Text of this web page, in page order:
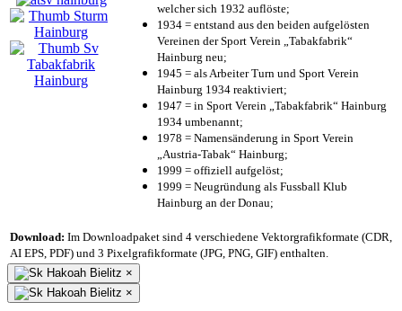
welcher sich 1932 auflöste;
1934 = entstand aus den beiden aufgelösten
Vereinen der Sport Verein „Tabakfabrik“
Hainburg neu;
1945 = als Arbeiter Turn und Sport Verein
Hainburg 1934 reaktiviert;
1947 = in Sport Verein „Tabakfabrik“ Hainburg
1934 umbenannt;
1978 = Namensänderung in Sport Verein
„Austria-Tabak“ Hainburg;
1999 = offiziell aufgelöst;
1999 = Neugründung als Fussball Klub
Hainburg an der Donau;
Download: Im Downloadpaket sind 4 verschiedene Vektorgrafikformate (CDR,
AI EPS, PDF) und 3 Pixelgrafikformate (JPG, PNG, GIF) enthalten.
×
×